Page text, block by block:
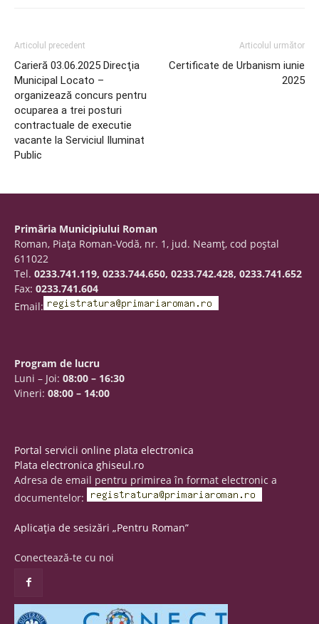
Articolul precedent
Carieră 03.06.2025 Direcţia
Municipal Locato –
organizează concurs pentru
ocuparea a trei posturi
contractuale de executie
vacante la Serviciul Iluminat
Public
Articolul următor
Certificate de Urbanism iunie
2025
Primăria Municipiului Roman
Roman, Piaţa Roman-Vodă, nr. 1, jud. Neamţ, cod poştal
611022
Tel. 0233.741.119, 0233.744.650, 0233.742.428, 0233.741.652
Fax: 0233.741.604
Email:
Program de lucru
Luni – Joi: 08:00 – 16:30
Vineri: 08:00 – 14:00
Portal servicii online plata electronica
Plata electronica ghiseul.ro
Adresa de email pentru primirea în format electronic a
documentelor:
Aplicația de sesizări „Pentru Roman”
Conectează-te cu noi